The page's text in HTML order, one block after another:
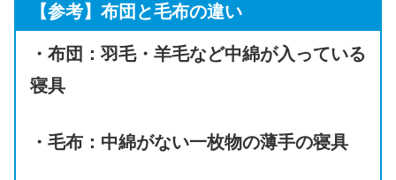
【参考】布団と毛布の違い
・布団：羽毛・羊毛など中綿が入っている
寝具
・毛布：中綿がない一枚物の薄手の寝具